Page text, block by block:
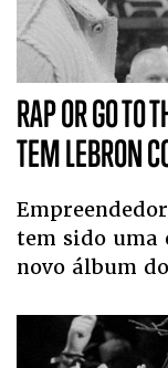
RAP OR GO TO
TEM LEBRON
tem sido uma
novo álbum